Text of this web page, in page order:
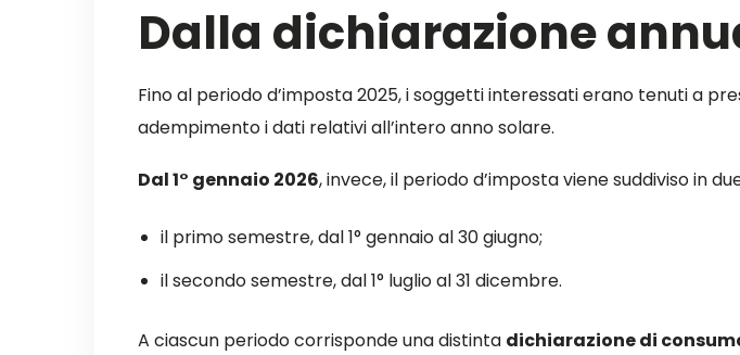
Dalla dichiarazione
Fino al periodo d’imposta 2025, i soggetti interessati erano tenuti a
adempimento i dati relativi all’intero anno solare.
Dal 1° gennaio 2026, invece, il periodo d’imposta viene suddiviso in
il primo semestre, dal 1° gennaio al 30 giugno;
il secondo semestre, dal 1° luglio al 31 dicembre.
A ciascun periodo corrisponde una distinta dichiarazione di